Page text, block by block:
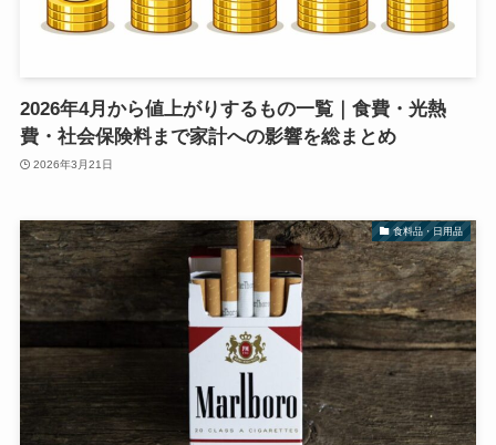
2026年4月から値上がりするもの一覧｜食費・光熱
費・社会保険料まで家計への影響を総まとめ
2026年3月21日
食料品・日用品